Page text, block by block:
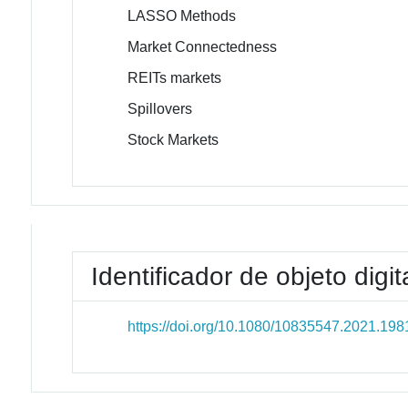
LASSO Methods
Market Connectedness
REITs markets
Spillovers
Stock Markets
Identificador de objeto
https://doi.org/10.1080/